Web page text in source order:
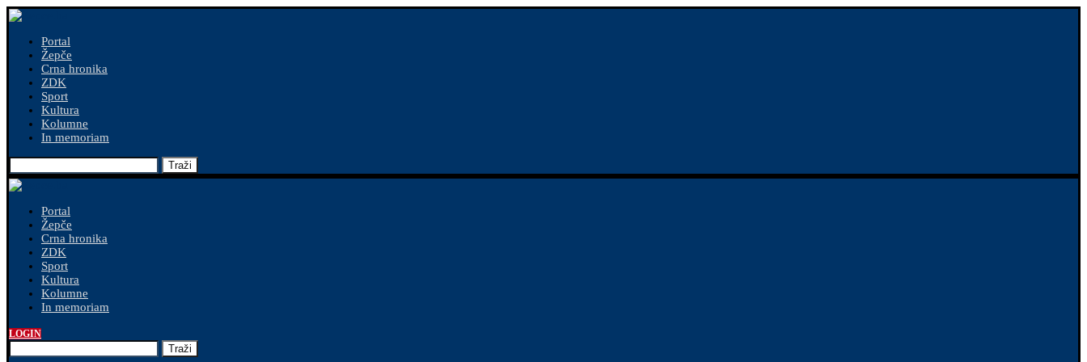
Portal
Žepče
Crna hronika
ZDK
Sport
Kultura
Kolumne
In memoriam
Traži
Portal
Žepče
Crna hronika
ZDK
Sport
Kultura
Kolumne
In memoriam
LOGIN
Traži